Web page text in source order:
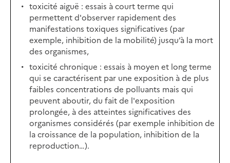
toxicité aiguë : essais à court terme qui
permettent d'observer rapidement des
manifestations toxiques significatives (par
exemple, inhibition de la mobilité) jusqu’à la mort
des organismes,
toxicité chronique : essais à moyen et long terme
qui se caractérisent par une exposition à de plus
faibles concentrations de polluants mais qui
peuvent aboutir, du fait de l'exposition
prolongée, à des atteintes significatives des
organismes considérés (par exemple inhibition de
la croissance de la population, inhibition de la
reproduction…).